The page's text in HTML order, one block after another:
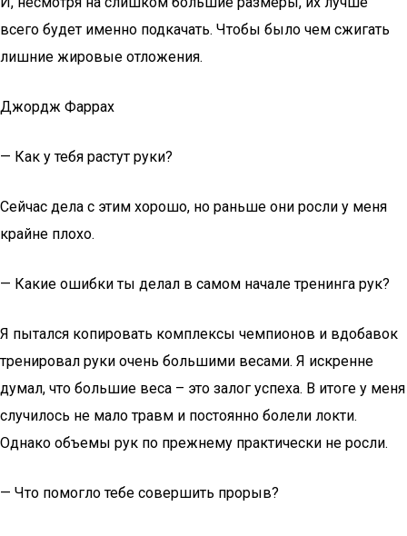
всего будет именно подкачать. Чтобы было чем сжигать
лишние жировые отложения.
Джордж Фаррах
— Как у тебя растут руки?
Сейчас дела с этим хорошо, но раньше они росли у меня
крайне плохо.
— Какие ошибки ты делал в самом начале тренинга рук?
Я пытался копировать комплексы чемпионов и вдобавок
тренировал руки очень большими весами. Я искренне
думал, что большие веса – это залог успеха. В итоге у меня
случилось не мало травм и постоянно болели локти.
Однако объемы рук по прежнему практически не росли.
— Что помогло тебе совершить прорыв?